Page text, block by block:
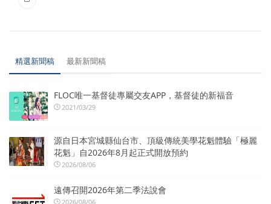
精選新聞稿 最新新聞稿
FLOC唯一基督徒專屬交友APP，基督徒的新福音
2021/03/29
源自日本宮城縣仙台市、頂級傳統美學花魁體驗「極麗
花魁」自2026年8月起正式開放預約
2026/08/06
遠傳召開2026年第二季法說會
2026/08/06